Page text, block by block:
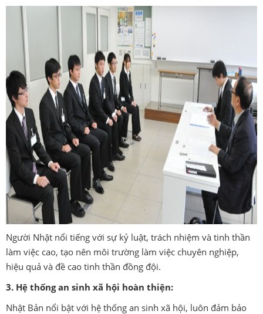
Người Nhật nổi tiếng với sự kỷ luật, trách nhiệm và tinh thần
làm việc cao, tạo nên môi trường làm việc chuyên nghiệp,
hiệu quả và đề cao tinh thần đồng đội.
3. Hệ thống an sinh xã hội hoàn thiện:
Nhật Bản nổi bật với hệ thống an sinh xã hội, luôn đảm bảo